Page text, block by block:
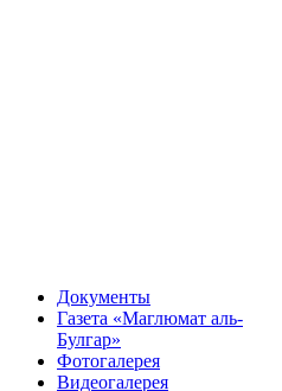
Документы
Газета «Маглюмат аль-
Булгар»
Фотогалерея
Видеогалерея